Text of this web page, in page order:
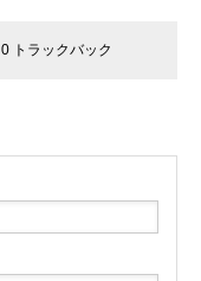
0 トラックバック